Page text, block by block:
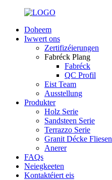
Doheem
Iwwert ons
Zertifizéierungen
Fabréck Plang
Fabréck
QC Profil
Eist Team
Ausstellung
Produkter
Holz Serie
Sandsteen Serie
Terrazzo Serie
Granit Décke Fliesen
Anerer
FAQs
Neiegkeeten
Kontaktéiert eis